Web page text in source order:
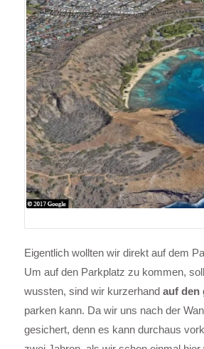
Eigentlich wollten wir direkt auf dem
Um auf den Parkplatz zu kommen,
wussten, sind wir kurzerhand auf den
parken kann. Da wir uns nach der
gesichert, denn es kann durchaus